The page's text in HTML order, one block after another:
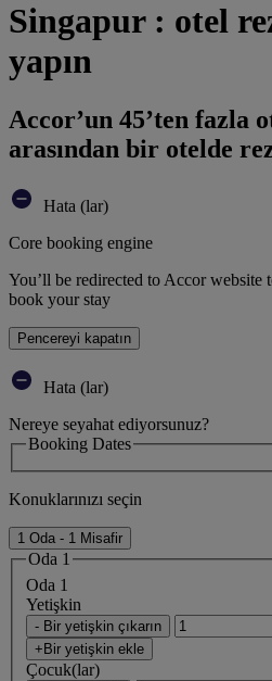
Singapur : otel
yapın
Accor’un 45’ten fazla
arasından bir otelde
Hata (lar)
Core booking engine
You’ll be redirected to Accor website
book your stay
Pencereyi kapatın
Hata (lar)
Nereye seyahat ediyorsunuz?
Booking Dates
Konuklarınızı seçin
1 Oda - 1 Misafir
Oda 1
Oda 1
Yetişkin
- Bir yetişkin çıkarın
+Bir yetişkin ekle
Çocuk(lar)